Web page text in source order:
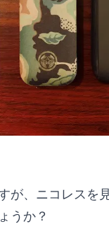
が、ニコレスを
うか？